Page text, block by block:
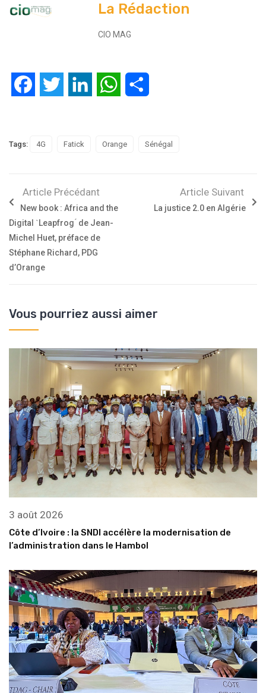
La Rédaction
CIO MAG
FacebookTwitter LinkedIn WhatsApp
Tags: 4G Fatick Orange Sénégal
Article Précédant
New book : Africa and the
Digital ˋLeapfrog ́ de Jean-
Michel Huet, préface de
Stéphane Richard, PDG
d’Orange
Article Suivant
La justice 2.0 en Algérie
Vous pourriez aussi aimer
3 août 2026
Côte d’Ivoire : la SNDI accélère la modernisation de
l’administration dans le Hambol